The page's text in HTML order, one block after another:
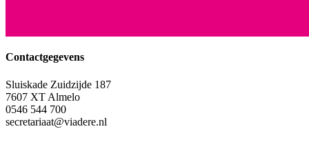
Contactgegevens
Sluiskade Zuidzijde 187
7607 XT Almelo
0546 544 700
secretariaat@viadere.nl